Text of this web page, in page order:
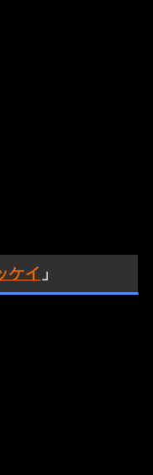
ケイ 」